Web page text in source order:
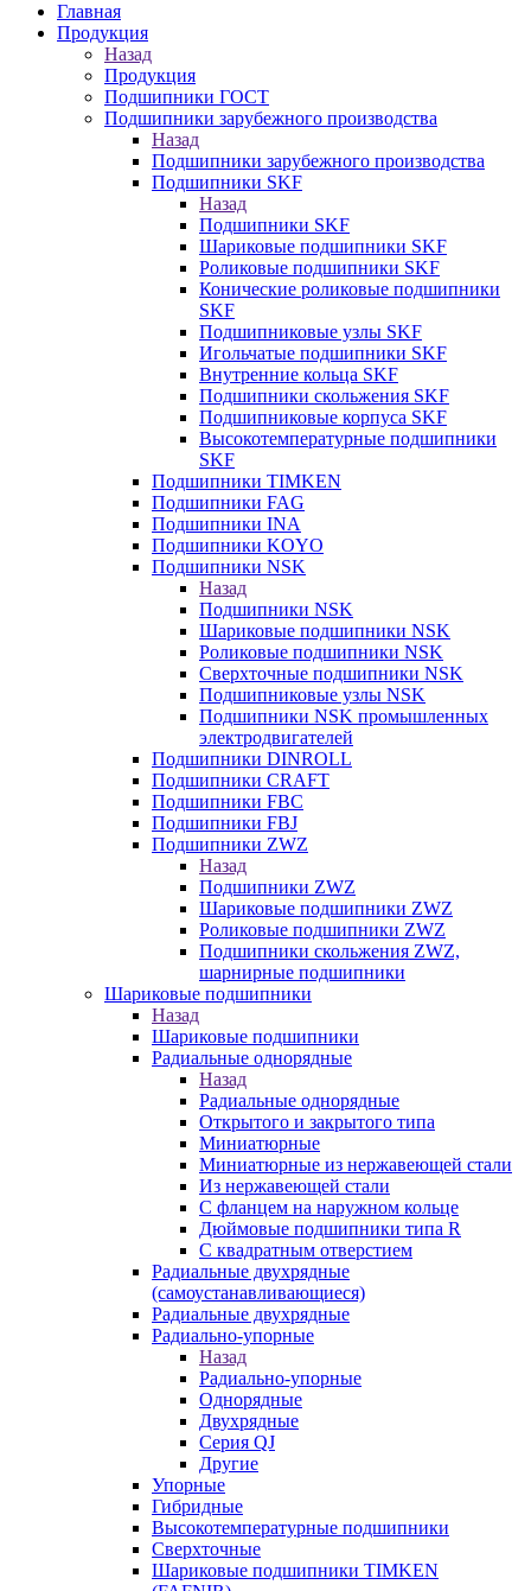
Главная
Продукция
Назад
Продукция
Подшипники ГОСТ
Подшипники зарубежного производства
Назад
Подшипники зарубежного производства
Подшипники SKF
Назад
Подшипники SKF
Шариковые подшипники SKF
Роликовые подшипники SKF
Конические роликовые подшипники
SKF
Подшипниковые узлы SKF
Игольчатые подшипники SKF
Внутренние кольца SKF
Подшипники скольжения SKF
Подшипниковые корпуса SKF
Высокотемпературные подшипники
SKF
Подшипники TIMKEN
Подшипники FAG
Подшипники INA
Подшипники KOYO
Подшипники NSK
Назад
Подшипники NSK
Шариковые подшипники NSK
Роликовые подшипники NSK
Сверхточные подшипники NSK
Подшипниковые узлы NSK
Подшипники NSK промышленных
электродвигателей
Подшипники DINROLL
Подшипники CRAFT
Подшипники FBC
Подшипники FBJ
Подшипники ZWZ
Назад
Подшипники ZWZ
Шариковые подшипники ZWZ
Роликовые подшипники ZWZ
Подшипники скольжения ZWZ,
шарнирные подшипники
Шариковые подшипники
Назад
Шариковые подшипники
Радиальные однорядные
Назад
Радиальные однорядные
Открытого и закрытого типа
Миниатюрные
Миниатюрные из нержавеющей стали
Из нержавеющей стали
С фланцем на наружном кольце
Дюймовые подшипники типа R
С квадратным отверстием
Радиальные двухрядные
(самоустанавливающиеся)
Радиальные двухрядные
Радиально-упорные
Назад
Радиально-упорные
Однорядные
Двухрядные
Серия QJ
Другие
Упорные
Гибридные
Высокотемпературные подшипники
Сверхточные
Шариковые подшипники TIMKEN